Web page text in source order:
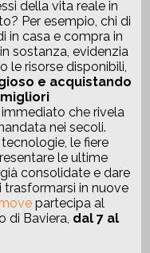
della vita reale in
Per esempio, chi di
in casa e compra in
sostanza, evidenzia
le risorse disponibili,
e acquistando
che rivela
nei secoli.
le fiere
le ultime
consolidate e dare
in nuove
partecipa al
di Baviera, dal 7 al